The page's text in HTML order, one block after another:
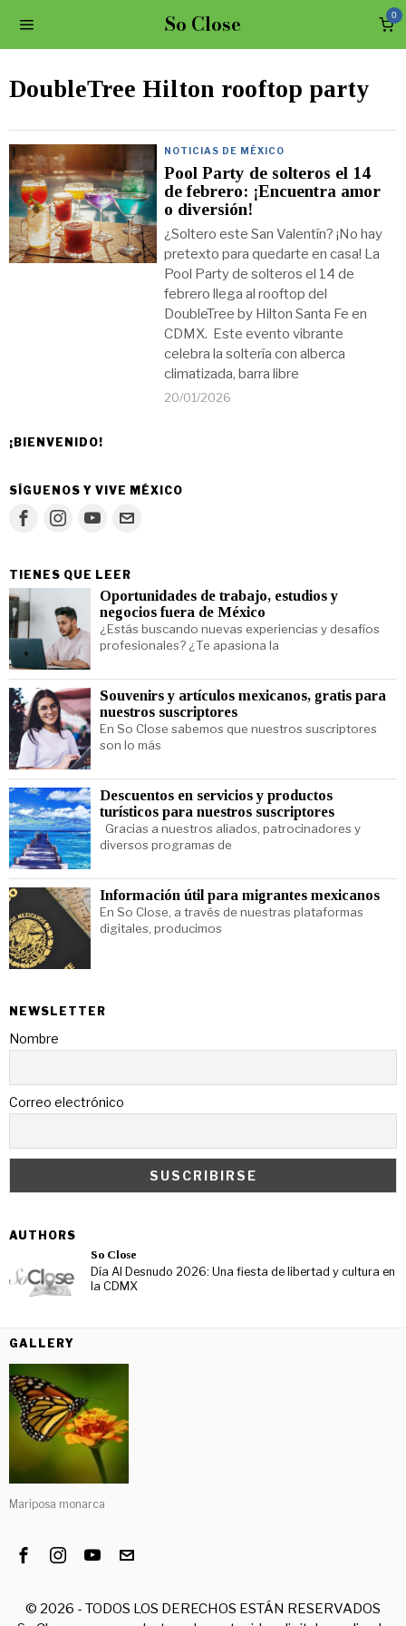
So Close 0
DoubleTree Hilton rooftop party
NOTICIAS DE MÉXICO
Pool Party de solteros el 14
de febrero: ¡Encuentra amor
o diversión!
¿Soltero este San Valentín? ¡No hay
pretexto para quedarte en casa! La
Pool Party de solteros el 14 de
febrero llega al rooftop del
DoubleTree by Hilton Santa Fe en
CDMX. Este evento vibrante
celebra la soltería con alberca
climatizada, barra libre
20/01/2026
¡BIENVENIDO!
SÍGUENOS Y VIVE MÉXICO
TIENES QUE LEER
Oportunidades de trabajo, estudios y
negocios fuera de México
¿Estás buscando nuevas experiencias y desafíos
profesionales? ¿Te apasiona la
Souvenirs y artículos mexicanos, gratis para
nuestros suscriptores
En So Close sabemos que nuestros suscriptores
son lo más
Descuentos en servicios y productos
turísticos para nuestros suscriptores
Gracias a nuestros aliados, patrocinadores y
diversos programas de
Información útil para migrantes mexicanos
En So Close, a través de nuestras plataformas
digitales, producimos
NEWSLETTER
Nombre
Correo electrónico
AUTHORS
So Close
Día Al Desnudo 2026: Una fiesta de libertad y cultura en
la CDMX
GALLERY
Mariposa monarca
© 2026 - TODOS LOS DERECHOS ESTÁN RESERVADOS